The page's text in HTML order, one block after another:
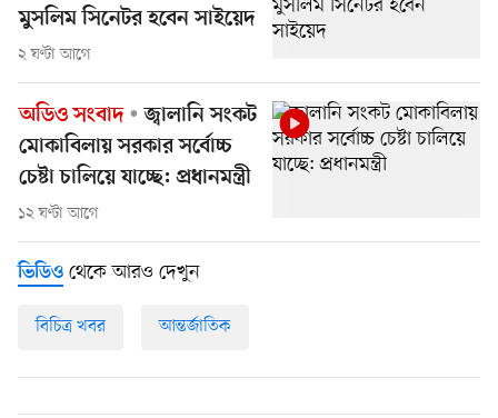
মুসলিম সিনেটর হবেন সাইয়েদ
২ ঘণ্টা আগে
অডিও সংবাদ
জ্বালানি সংকট
মোকাবিলায় সরকার সর্বোচ্চ
চেষ্টা চালিয়ে যাচ্ছে: প্রধানমন্ত্রী
১২ ঘণ্টা আগে
ভিডিও থেকে আরও দেখুন
বিচিত্র খবর আন্তর্জাতিক